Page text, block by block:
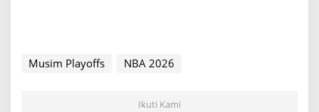
Musim Playoffs NBA 2026
Ikuti Kami